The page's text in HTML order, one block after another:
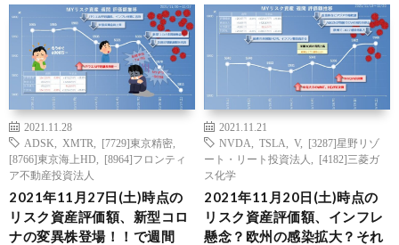
2021.11.28
ADSK
XMTR [7729]東京精密
[8766]東京海上HD
[8964]フロンティ
ア不動産投資法人
2021年11月27日(土)時点の
リスク資産評価額、新型コロ
ナの変異株登場！！で週間
2021.11.21
NVDA
TSLA V, [3287]星野リゾ
ート・リート投資法人
[4182]三菱ガ
ス化学
2021年11月20日(土)時点の
リスク資産評価額、インフレ
懸念？欧州の感染拡大？それ